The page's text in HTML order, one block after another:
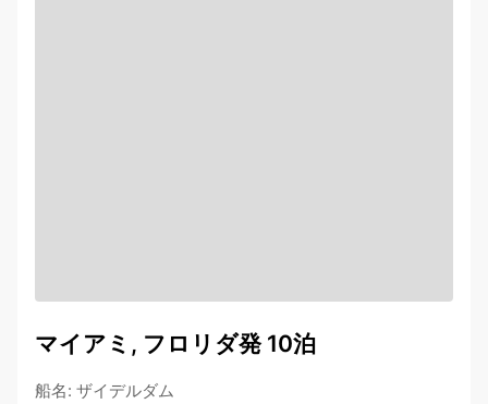
マイアミ, フロリダ発 10泊
船名: ザイデルダム